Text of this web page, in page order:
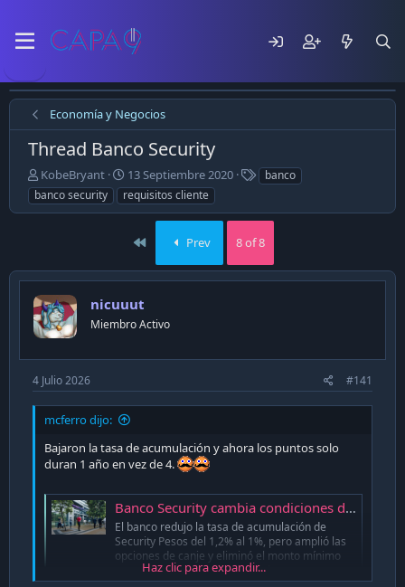
Economía y Negocios
Thread Banco Security
E
m
p
e
t
e
m
KobeBryant
F
e
c
e
u
b
c
i
n
13 Septiembre 2020
T
a
s
banco
banco security
requisitos cliente
First Prev 8 of 8
nicuuut
Miembro Activo
4 Julio 2026 #141
mcferro dijo:
Bajaron la tasa de acumulación y ahora los puntos solo
duran 1 año en vez de 4.
Banco Security cambia condiciones de su programa "Security Pesos"
El banco redujo la tasa de acumulación de
Security Pesos del 1,2% al 1%, pero amplió las
opciones de canje y eliminó el monto mínimo
para usar los puntos acumulados.
Haz clic para expandir...